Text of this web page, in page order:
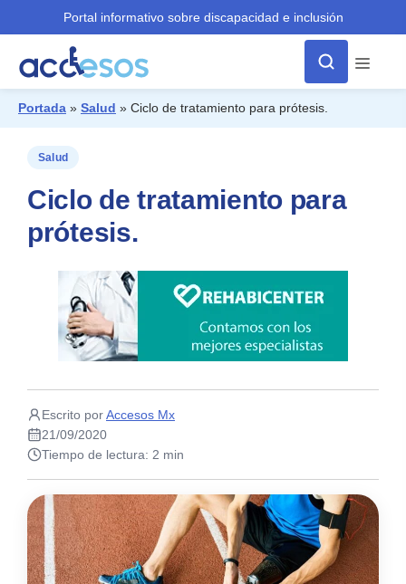
Portal informativo sobre discapacidad e inclusión
Menú
Portada » Salud » Ciclo de tratamiento para prótesis.
Salud
Ciclo de tratamiento para
prótesis.
Escrito porAccesos Mx
21/09/2020
Tiempo de lectura: 2 min